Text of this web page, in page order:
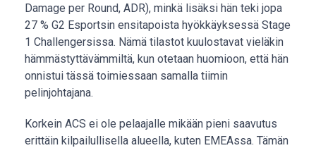
Damage per Round, ADR), minkä lisäksi hän teki jopa
27 % G2 Esportsin ensitapoista hyökkäyksessä Stage
1 Challengersissa. Nämä tilastot kuulostavat vieläkin
hämmästyttävämmiltä, kun otetaan huomioon, että hän
onnistui tässä toimiessaan samalla tiimin
pelinjohtajana.
Korkein ACS ei ole pelaajalle mikään pieni saavutus
erittäin kilpailullisella alueella, kuten EMEAssa. Tämän